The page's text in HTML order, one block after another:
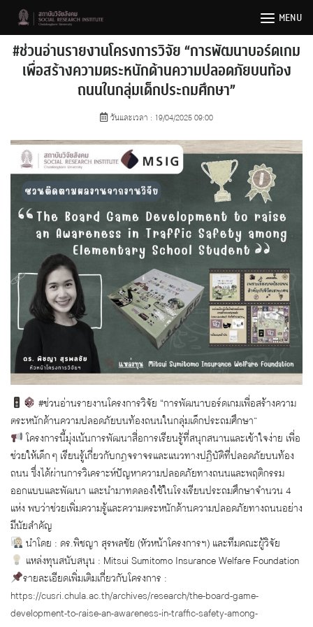
content
MENU
#ช่วนอ่านรายงานโครงการวิจัย “การพัฒนาบอร์ดเกม
เพื่อสร้างความตระหนักด้านความปลอดภัยบนท้อง
ถนนในกลุ่มเด็กประถมศึกษา”
วันและเวลา : 19/04/2025 09:00
#ช่วนอ่านรายงานโครงการวิจัย “การพัฒนาบอร์ดเกมเพื่อสร้างความ
ตระหนักด้านความปลอดภัยบนท้องถนนในกลุ่มเด็กประถมศึกษา”
โครงการนี้มุ่งเน้นการพัฒนาสื่อการเรียนรู้ที่สนุกสนานและเข้าใจง่าย เพื่อ
ช่วยให้เด็ก ๆ เรียนรู้เกี่ยวกับกฎจราจรและแนวทางปฏิบัติที่ปลอดภัยบนท้อง
ถนน ซึ่งได้ผ่านการวิเคราะห์ปัญหาความปลอดภัยทางถนนและพฤติกรรม
ออกแบบและพัฒนา และนำมาทดลองใช้ในโรงเรียนประถมศึกษาจำนวน 4
แห่ง พบว่าช่วยเพิ่มความรู้และความตระหนักด้านความปลอดภัยทางถนนอย่าง
มีนัยสำคัญ
นำโดย : ดร.พิชญา สุรพลชัย (หัวหน้าโครงการฯ) และทีมคณะผู้วิจัย
แหล่งทุนสนับสนุน : Mitsui Sumitomo Insurance Welfare Foundation
รายละเอียดเพิ่มเติมเกี่ยวกับโครงการ :
https://cusri.chula.ac.th/archives/research/the-board-game-
development-to-raise-an-awareness-in-traffic-safety-among-